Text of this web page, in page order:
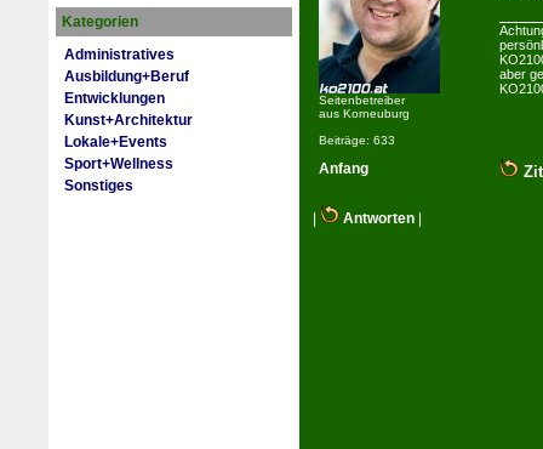
Kategorien
Administratives
Ausbildung+Beruf
Entwicklungen
Kunst+Architektur
Lokale+Events
Sport+Wellness
Sonstiges
Seitenbetreiber
aus Korneuburg
Beiträge: 633
aber
Anfang
Antworten